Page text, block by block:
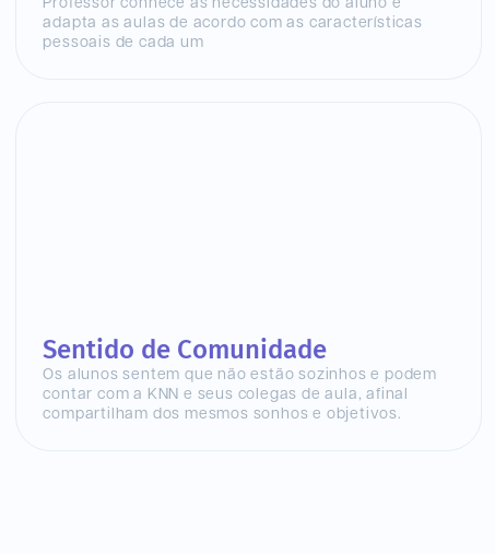
Professor conhece as necessidades do aluno e
adapta as aulas de acordo com as características
pessoais de cada um
Sentido de Comunidade
Os alunos sentem que não estão sozinhos e podem
contar com a KNN e seus colegas de aula, afinal
compartilham dos mesmos sonhos e objetivos.